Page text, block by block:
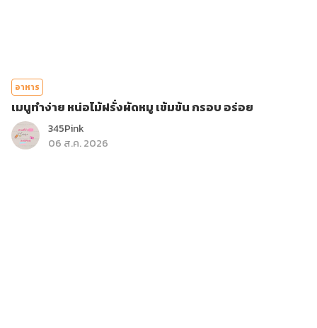
อาหาร
เมนูทำง่าย หน่อไม้ฝรั่งผัดหมู เข้มข้น กรอบ อร่อย
345Pink
06 ส.ค. 2026